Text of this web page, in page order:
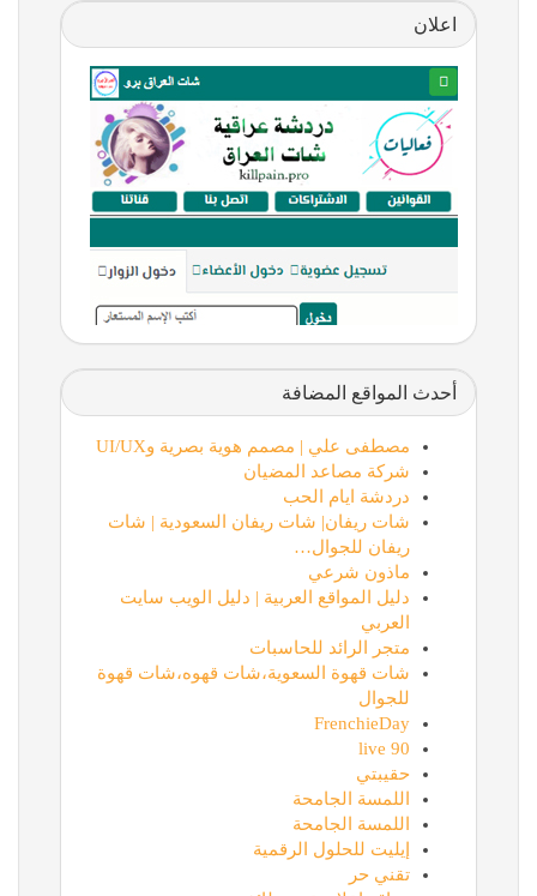
اعلان
أحدث المواقع المضافة
مصطفى علي | مصمم هوية بصرية وUI/UX
شركة مصاعد المضيان
دردشة ايام الحب
شات ريفان| شات ريفان السعودية | شات
ريفان للجوال…
ماذون شرعي
دليل المواقع العربية | دليل الويب سايت
العربي
متجر الرائد للحاسبات
شات قهوة السعوية،شات قهوه،شات قهوة
للجوال
FrenchieDay
90 live
حقيبتي
اللمسة الجامحة
اللمسة الجامحة
إيليت للحلول الرقمية
تقني حر